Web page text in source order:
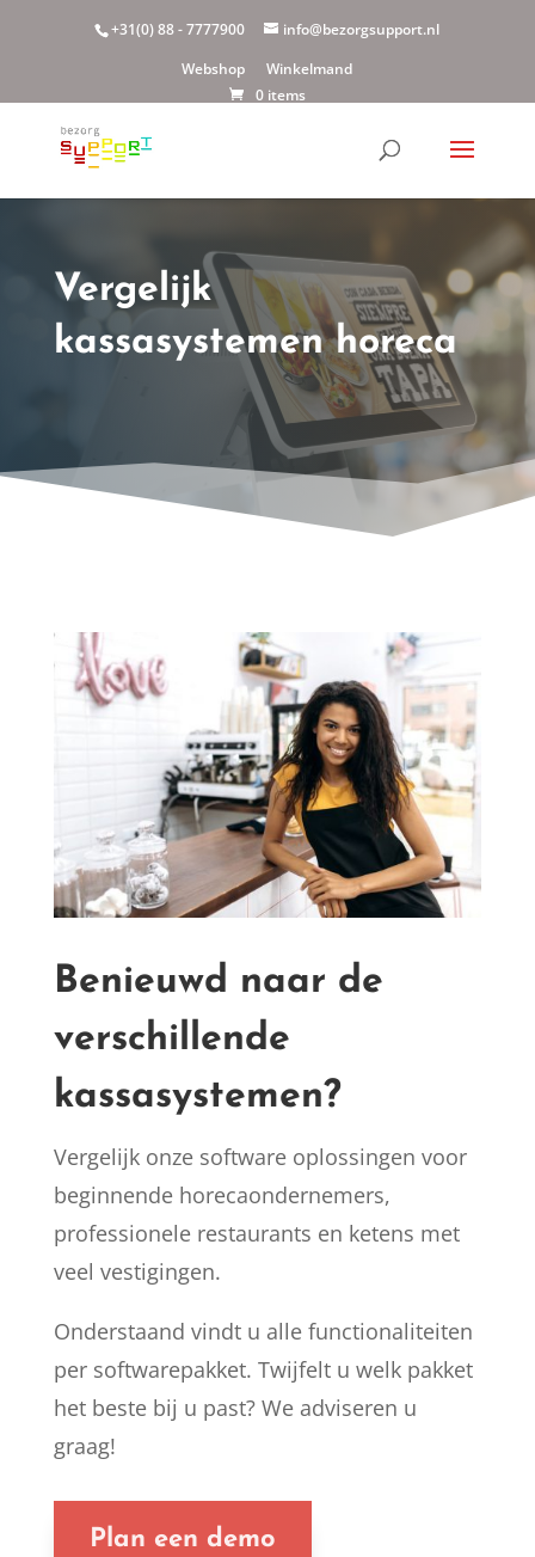
+31(0) 88 - 7777900
info@bezorgsupport.nl
Webshop
Winkelmand
0 items
Vergelijk
kassasystemen horeca
Benieuwd naar de
verschillende
kassasystemen?
Vergelijk onze software oplossingen voor
beginnende horecaondernemers,
professionele restaurants en ketens met
veel vestigingen.
Onderstaand vindt u alle functionaliteiten
per softwarepakket. Twijfelt u welk pakket
het beste bij u past? We adviseren u
graag!
Plan een demo